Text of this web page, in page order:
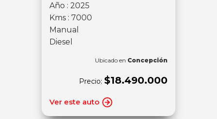
Año : 2025
Kms : 7000
Manual
Diesel
Ubicado en Concepción
Precio: $18.490.000
Ver este auto